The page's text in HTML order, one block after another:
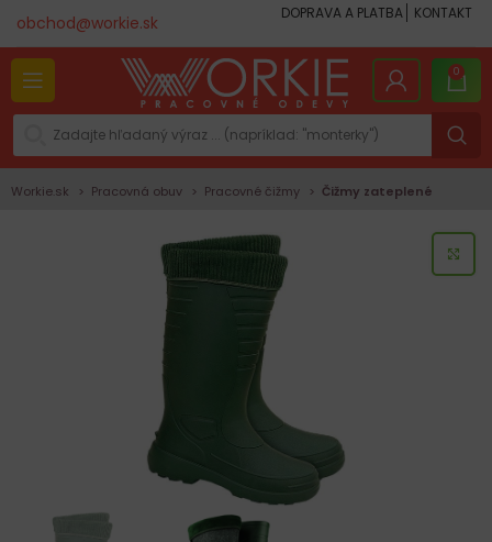
obchod@workie.sk DOPRAVA A PLATBA KONTAKT
0
Workie.sk Pracovná obuv Pracovné čižmy Čižmy zateplené